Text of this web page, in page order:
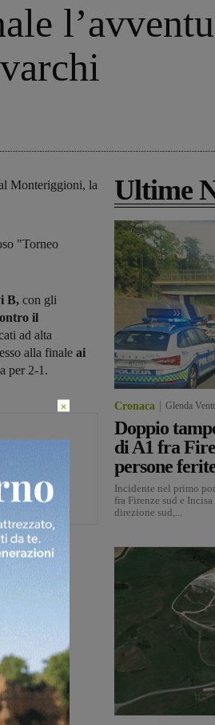
Monteriggioni, la
"Torneo
B, con gli
il
ad alta
alla finale ai
per 2-1.
Ultime
Cronaca Glenda
Doppio
di A1 fra
persone
Incidente nel primo
fra Firenze sud e
direzione sud,...
×